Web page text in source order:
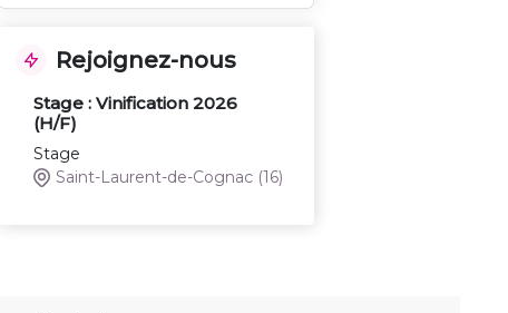
Rejoignez-nous
Stage : Vinification 2026
(H/F)
Stage
Saint-Laurent-de-Cognac (16)